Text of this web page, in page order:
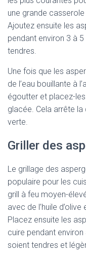
une grande
Ajoutez ensuite les
pendant environ 3 à 5
tendres.
Une fois que les
de l’eau bouillante à
égoutter et placez-
glacée. Cela arrête
verte.
Griller des
Le grillage des
populaire pour les
grill à feu moyen-
avec de l’huile
Placez ensuite les
cuire pendant environ
soient tendres et